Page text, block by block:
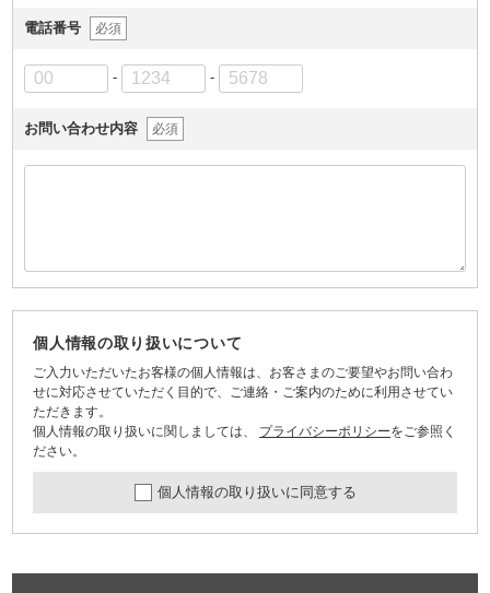
電話番号 必須
- -
お問い合わせ内容 必須
個人情報の取り扱いについて
ご入力いただいたお客様の個人情報は、お客さまのご要望やお問い合わ
せに対応させていただく目的で、ご連絡・ご案内のために利用させてい
ただきます。
個人情報の取り扱いに関しましては、 プライバシーポリシーをご参照く
ださい。
個人情報の取り扱いに同意する